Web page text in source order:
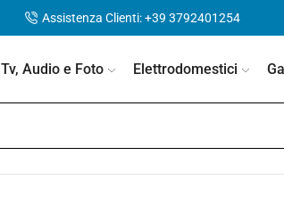
Assistenza Clienti: +39 3792401254
Tv, Audio e Foto Elettrodomestici